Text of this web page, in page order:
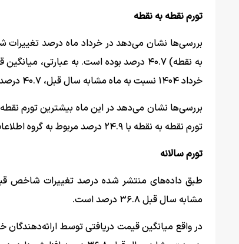
تورم نقطه به نقطه
بررسی‌ها نشان می‌دهد در خرداد ماه درصد
به نقطه) ۴۰.۷ درصد بوده است. به
خرداد ۱۴۰۴ نسبت به ماه مشابه سال قبل، ۴۰.۷ درصد افزایش دارد.
تورم نقطه به نقطه با ۲۴.۹ درصد مربوط به گروه اطلاعات و ارتباطات است.
تورم سالانه
مشابه سال قبل ۳۶.۸ درصد است.